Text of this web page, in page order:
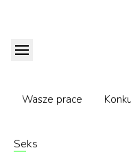
Wasze prace
Seks